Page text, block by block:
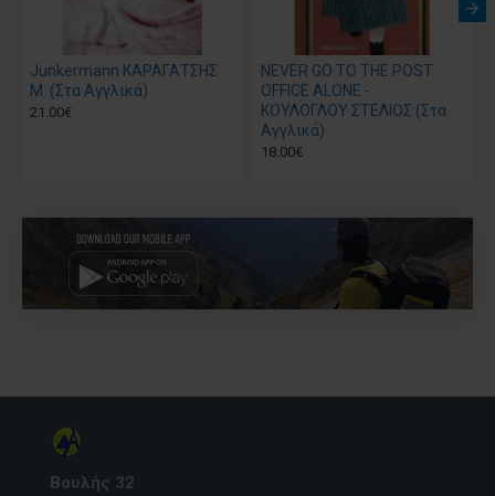
Junkermann ΚΑΡΑΓΑΤΣΗΣ
Μ. (Στα Αγγλικά)
21.00€
NEVER GO TO THE POST
OFFICE ALONE -
ΚΟΥΛΟΓΛΟΥ ΣΤΕΛΙΟΣ (Στα
Αγγλικά)
18.00€
Βουλής 32